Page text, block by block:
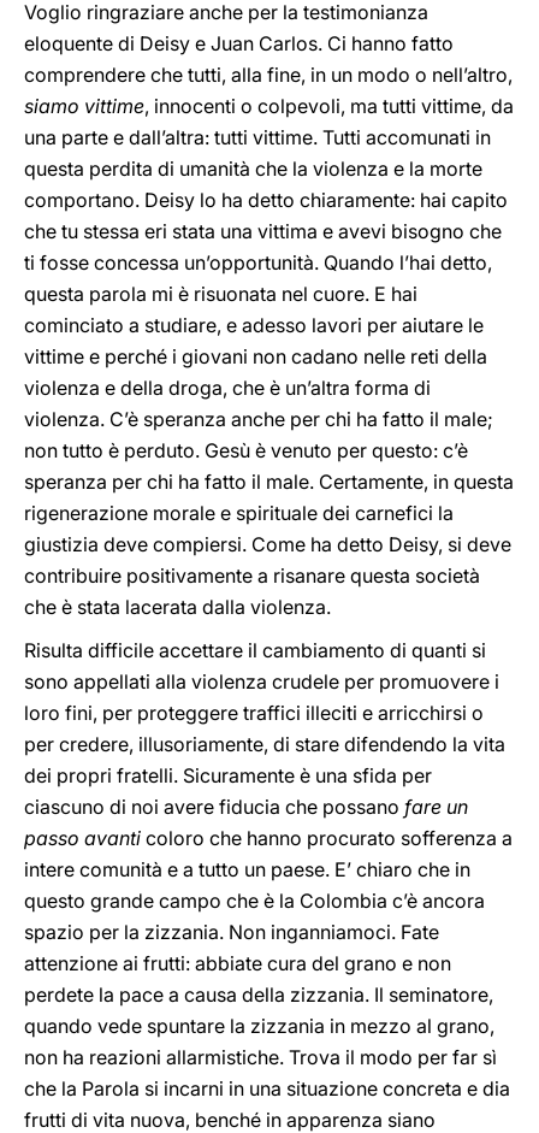
Voglio ringraziare anche per la testimonianza
eloquente di Deisy e Juan Carlos. Ci hanno fatto
comprendere che tutti, alla fine, in un modo o nell’altro,
siamo vittime, innocenti o colpevoli, ma tutti vittime, da
una parte e dall’altra: tutti vittime. Tutti accomunati in
questa perdita di umanità che la violenza e la morte
comportano. Deisy lo ha detto chiaramente: hai capito
che tu stessa eri stata una vittima e avevi bisogno che
ti fosse concessa un’opportunità. Quando l’hai detto,
questa parola mi è risuonata nel cuore. E hai
cominciato a studiare, e adesso lavori per aiutare le
vittime e perché i giovani non cadano nelle reti della
violenza e della droga, che è un’altra forma di
violenza. C’è speranza anche per chi ha fatto il male;
non tutto è perduto. Gesù è venuto per questo: c’è
speranza per chi ha fatto il male. Certamente, in questa
rigenerazione morale e spirituale dei carnefici la
giustizia deve compiersi. Come ha detto Deisy, si deve
contribuire positivamente a risanare questa società
che è stata lacerata dalla violenza.
Risulta difficile accettare il cambiamento di quanti si
sono appellati alla violenza crudele per promuovere i
loro fini, per proteggere traffici illeciti e arricchirsi o
per credere, illusoriamente, di stare difendendo la vita
dei propri fratelli. Sicuramente è una sfida per
ciascuno di noi avere fiducia che possano fare un
passo avanti coloro che hanno procurato sofferenza a
intere comunità e a tutto un paese. E’ chiaro che in
questo grande campo che è la Colombia c’è ancora
spazio per la zizzania. Non inganniamoci. Fate
attenzione ai frutti: abbiate cura del grano e non
perdete la pace a causa della zizzania. Il seminatore,
quando vede spuntare la zizzania in mezzo al grano,
non ha reazioni allarmistiche. Trova il modo per far sì
che la Parola si incarni in una situazione concreta e dia
frutti di vita nuova, benché in apparenza siano